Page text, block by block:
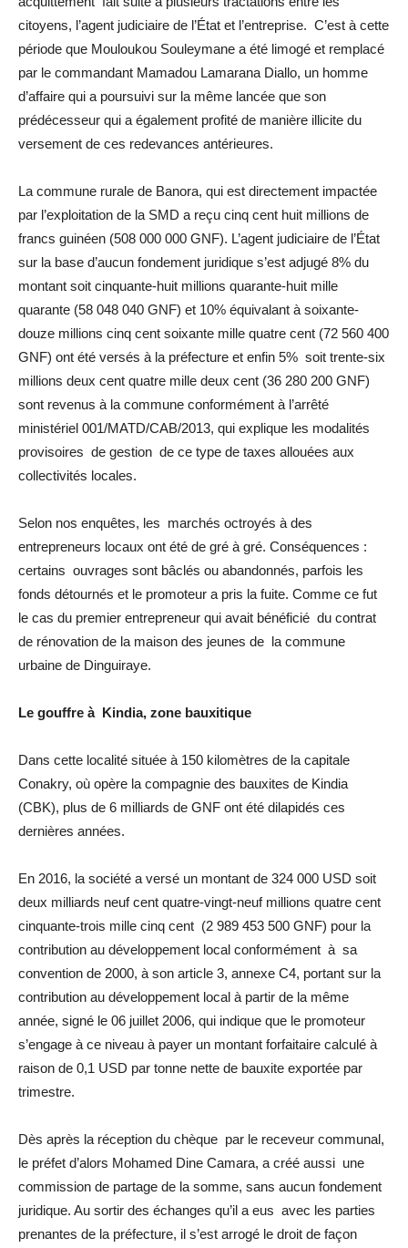
citoyens, l’agent judiciaire de l’État et l’entreprise. C’est à cette
période que Mouloukou Souleymane a été limogé et remplacé
par le commandant Mamadou Lamarana Diallo, un homme
d’affaire qui a poursuivi sur la même lancée que son
prédécesseur qui a également profité de manière illicite du
versement de ces redevances antérieures.
La commune rurale de Banora, qui est directement impactée
par l’exploitation de la SMD a reçu cinq cent huit millions de
francs guinéen (508 000 000 GNF). L’agent judiciaire de l’État
sur la base d’aucun fondement juridique s’est adjugé 8% du
montant soit cinquante-huit millions quarante-huit mille
quarante (58 048 040 GNF) et 10% équivalant à soixante-
douze millions cinq cent soixante mille quatre cent (72 560 400
GNF) ont été versés à la préfecture et enfin 5% soit trente-six
millions deux cent quatre mille deux cent (36 280 200 GNF)
sont revenus à la commune conformément à l’arrêté
ministériel 001/MATD/CAB/2013, qui explique les modalités
provisoires de gestion de ce type de taxes allouées aux
collectivités locales.
Selon nos enquêtes, les marchés octroyés à des
entrepreneurs locaux ont été de gré à gré. Conséquences :
certains ouvrages sont bâclés ou abandonnés, parfois les
fonds détournés et le promoteur a pris la fuite. Comme ce fut
le cas du premier entrepreneur qui avait bénéficié du contrat
de rénovation de la maison des jeunes de la commune
urbaine de Dinguiraye.
Le gouffre à Kindia, zone bauxitique
Dans cette localité située à 150 kilomètres de la capitale
Conakry, où opère la compagnie des bauxites de Kindia
(CBK), plus de 6 milliards de GNF ont été dilapidés ces
dernières années.
En 2016, la société a versé un montant de 324 000 USD soit
deux milliards neuf cent quatre-vingt-neuf millions quatre cent
cinquante-trois mille cinq cent (2 989 453 500 GNF) pour la
contribution au développement local conformément à sa
convention de 2000, à son article 3, annexe C4, portant sur la
contribution au développement local à partir de la même
année, signé le 06 juillet 2006, qui indique que le promoteur
s’engage à ce niveau à payer un montant forfaitaire calculé à
raison de 0,1 USD par tonne nette de bauxite exportée par
trimestre.
Dès après la réception du chèque par le receveur communal,
le préfet d’alors Mohamed Dine Camara, a créé aussi une
commission de partage de la somme, sans aucun fondement
juridique. Au sortir des échanges qu’il a eus avec les parties
prenantes de la préfecture, il s’est arrogé le droit de façon